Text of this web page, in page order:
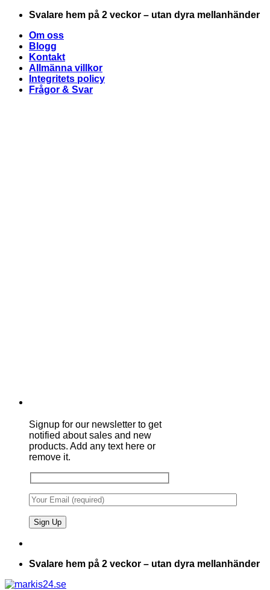
Skip
content
Svalare hem på 2 veckor – utan dyra mellanhänder
Om oss
Blogg
Kontakt
Allmänna villkor
Integritets policy
Frågor & Svar
Signup for our newsletter to get
notified about sales and new
products. Add any text here or
remove it.
Svalare hem på 2 veckor – utan dyra mellanhänder